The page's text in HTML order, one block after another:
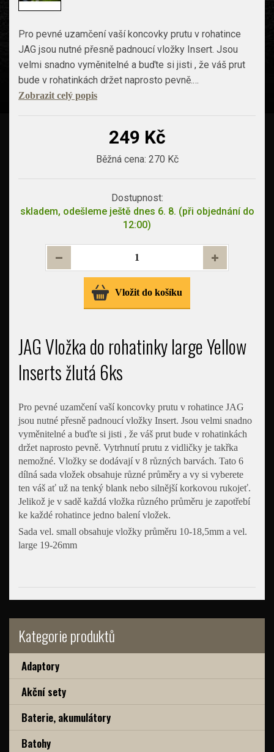
Kategorie produktů
Adaptory
Akční sety
Baterie, akumulátory
Batohy
Pro pevné uzamčení vaší koncovky prutu v rohatince
JAG jsou nutné přesně padnoucí vložky Insert. Jsou
velmi snadno vyměnitelné a buďte si jisti , že váš prut
bude v rohatinkách držet naprosto pevně.…
Zobrazit celý popis
249 Kč
Běžná cena: 270 Kč
Dostupnost:
skladem, odešleme ještě dnes 6. 8. (při objednání do
12:00)
Vložit do košíku
JAG Vložka do rohatinky large Yellow
Inserts žlutá 6ks
Pro pevné uzamčení vaší koncovky prutu v rohatince JAG
jsou nutné přesně padnoucí vložky Insert. Jsou velmi snadno
vyměnitelné a buďte si jisti , že váš prut bude v rohatinkách
držet naprosto pevně. Vytrhnutí prutu z vidličky je takřka
nemožné. Vložky se dodávají v 8 různých barvách. Tato 6
dílná sada vložek obsahuje různé průměry a vy si vyberete
ten váš ať už na tenký blank nebo silnější korkovou rukojeť.
Jelikož je v sadě každá vložka různého průměru je zapotřebí
ke každé rohatince jedno balení vložek.
Sada vel. small obsahuje vložky průměru 10-18,5mm a vel.
large 19-26mm